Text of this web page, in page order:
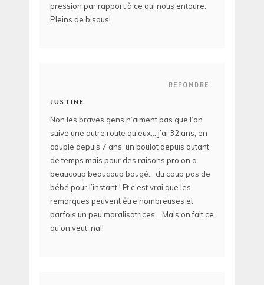
pression par rapport à ce qui nous entoure.
Pleins de bisous!
REPONDRE
JUSTINE
Non les braves gens n’aiment pas que l’on
suive une autre route qu’eux… j’ai 32 ans, en
couple depuis 7 ans, un boulot depuis autant
de temps mais pour des raisons pro on a
beaucoup beaucoup bougé… du coup pas de
bébé pour l’instant ! Et c’est vrai que les
remarques peuvent être nombreuses et
parfois un peu moralisatrices… Mais on fait ce
qu’on veut, na!!